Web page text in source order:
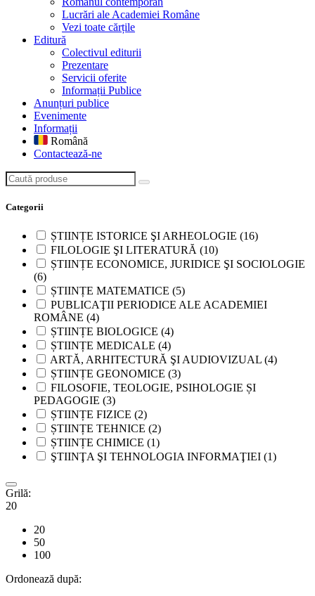
Lucrări ale Academiei Române
Vezi toate cărțile
Editură
Colectivul editurii
Prezentare
Servicii oferite
Informații Publice
Anunțuri publice
Evenimente
Informații
Română
Contactează-ne
Caută produse
Categorii
ȘTIINȚE ISTORICE ŞI ARHEOLOGIE (16)
FILOLOGIE ŞI LITERATURĂ (10)
ȘTIINȚE ECONOMICE, JURIDICE ŞI SOCIOLOGIE
(6)
ȘTIINȚE MATEMATICE (5)
PUBLICAŢII PERIODICE ALE ACADEMIEI
ROMÂNE (4)
ȘTIINȚE BIOLOGICE (4)
ȘTIINȚE MEDICALE (4)
ARTĂ, ARHITECTURĂ ŞI AUDIOVIZUAL (4)
ȘTIINȚE GEONOMICE (3)
FILOSOFIE, TEOLOGIE, PSIHOLOGIE ȘI
PEDAGOGIE (3)
ȘTIINȚE FIZICE (2)
ȘTIINȚE TEHNICE (2)
ȘTIINȚE CHIMICE (1)
ŞTIINŢA ŞI TEHNOLOGIA INFORMAŢIEI (1)
Grilă:
20
20
50
100
Ordonează după: